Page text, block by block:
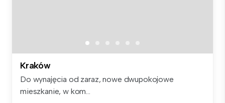
Kraków
Do wynajęcia od zaraz, nowe dwupokojowe
mieszkanie, w kom...